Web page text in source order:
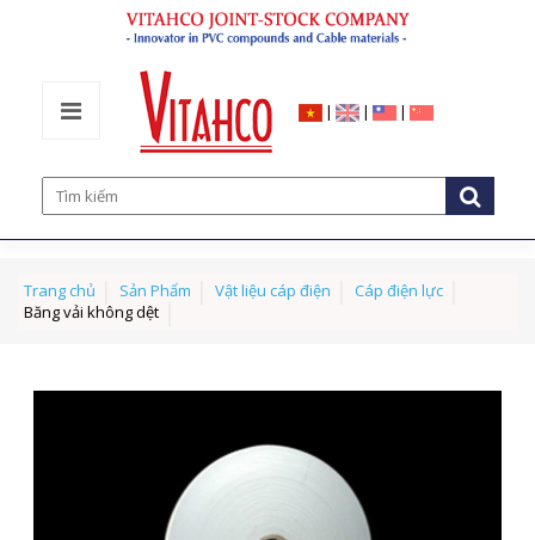
| | |
Trang chủ Sản Phẩm Vật liệu cáp điện
Cáp điện lực
Băng vải không dệt